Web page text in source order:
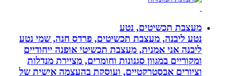
מעצבת תכשיטים, נטע
נטע ליבנה, מעצבת תכשיטים, פרדס חנה, שמי נטע
ליבנה אני אמנית, מעצבת תכשיטי אופנה ייחודיים
ומקוריים במגוון סגנונות וחומרים, מציירת מנדלות
וציורים אבסטרקטיים, ועוסקת בהעצמה אישית של